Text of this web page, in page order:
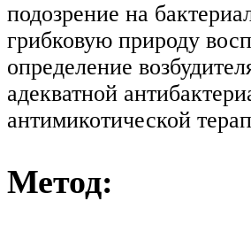
подозрение на
грибковую природу
определение
адекватной
антимикотической
Метод: